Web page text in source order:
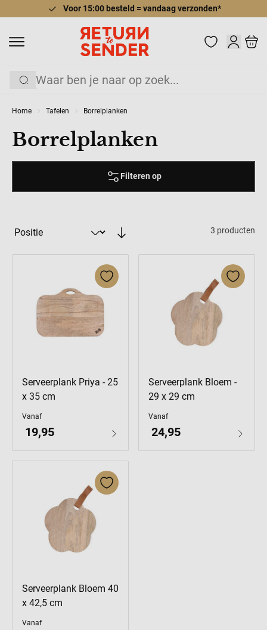
Voor 15:00 besteld = vandaag verzonden*
Cart
Zoek
Home Tafelen Borrelplanken
Borrelplanken
Filteren op
3 producten
Serveerplank Priya - 25
x 35 cm
Vanaf
19,95
Serveerplank Bloem -
29 x 29 cm
Vanaf
24,95
Serveerplank Bloem 40
x 42,5 cm
Vanaf